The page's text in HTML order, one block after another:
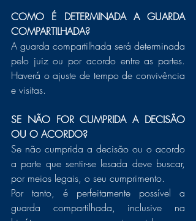
COMO É DETERMINADA A GUARDA
COMPARTILHADA?
A guarda compartilhada será determinada
pelo juiz ou por acordo entre as partes.
Haverá o ajuste de tempo de convivência
e visitas.
SE NÃO FOR CUMPRIDA A DECISÃO
OU O ACORDO?
Se não cumprida a decisão ou o acordo
a parte que sentir-se lesada deve buscar,
por meios legais, o seu cumprimento.
Por tanto, é perfeitamente possível a
guarda compartilhada, inclusive na